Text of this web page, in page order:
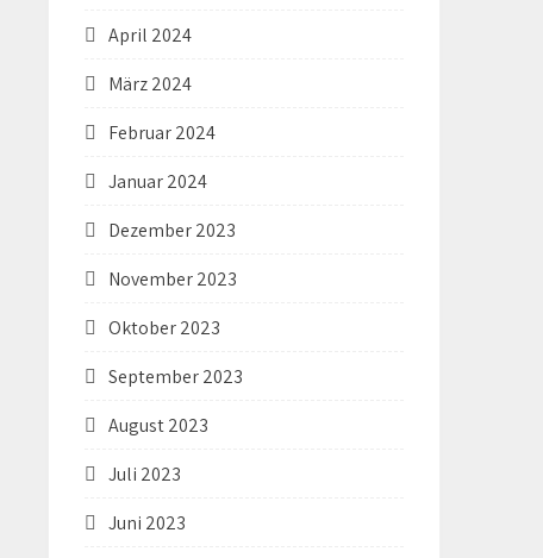
April 2024
März 2024
Februar 2024
Januar 2024
Dezember 2023
November 2023
Oktober 2023
September 2023
August 2023
Juli 2023
Juni 2023